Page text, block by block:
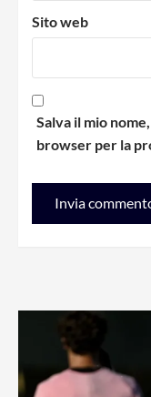
Sito web
Salva il mio
browser per la